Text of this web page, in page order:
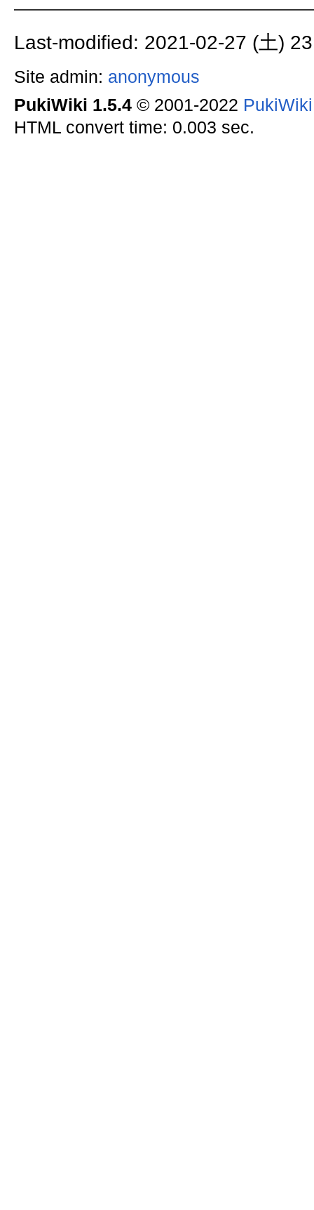
Last-modified: 2021-02-27 (土)
Site admin: anonymous
PukiWiki 1.5.4© 2001-2022
HTML convert time: 0.003 sec.